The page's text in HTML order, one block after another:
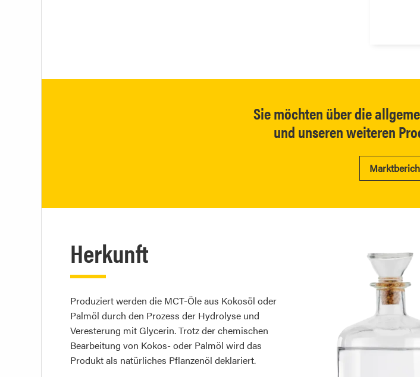
Sie möchten über die
und unseren weiteren
Herkunft
Produziert werden die MCT-Öle aus Kokosöl oder
Palmöl durch den Prozess der Hydrolyse und
Veresterung mit Glycerin. Trotz der chemischen
Bearbeitung von Kokos- oder Palmöl wird das
Produkt als natürliches Pflanzenöl deklariert.